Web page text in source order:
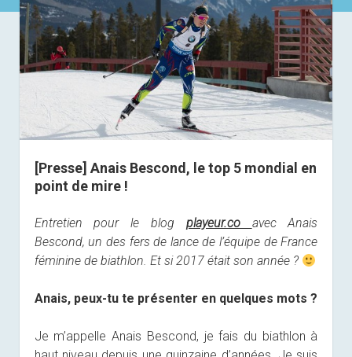
[Presse] Anais Bescond, le top 5 mondial en
point de mire !
Entretien pour le blog playeur.co avec Anais
Bescond, un des fers de lance de l’équipe de France
féminine de biathlon. Et si 2017 était son année ?
Anais, peux-tu te présenter en quelques mots ?
Je m’appelle Anais Bescond, je fais du biathlon à